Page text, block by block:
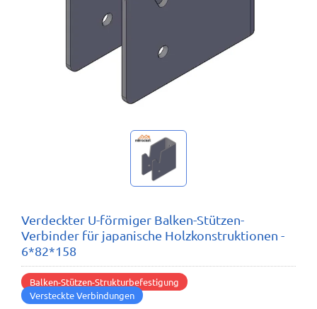
Verdeckter U-förmiger Balken-Stützen-
Verbinder für japanische Holzkonstruktionen -
6*82*158
Balken-Stützen-Strukturbefestigung
Versteckte Verbindungen